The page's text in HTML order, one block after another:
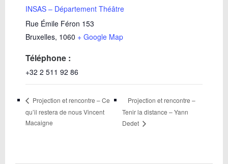
INSAS – Département Théâtre
Rue Émile Féron 153
Bruxelles, 1060 + Google Map
Téléphone :
+32 2 511 92 86
Projection et rencontre – Ce
qu’il restera de nous Vincent
Macaigne
Projection et rencontre –
Tenir la distance – Yann
Dedet